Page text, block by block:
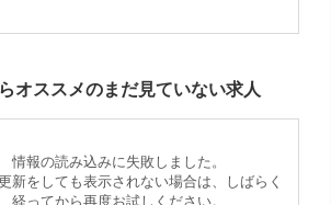
オススメのまだ見ていない求人
情報の読み込みに失敗しました。
新をしても表示されない場合は、しばらく
経ってから再度お試しください。